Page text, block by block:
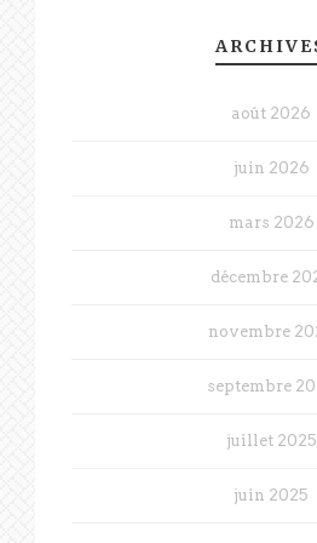
août 2026
juin 2026
mars 2026
décembre
novembre
septembre
juillet 2025
juin 2025